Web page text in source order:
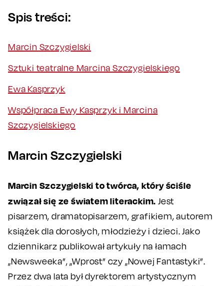
Spis treści:
Marcin Szczygielski
Sztuki teatralne Marcina Szczygielskiego
Ewa Kasprzyk
Współpraca Ewy Kasprzyk i Marcina
Szczygielskiego
Marcin Szczygielski
Marcin Szczygielski to twórca, który ściśle
związał się ze światem literackim. Jest
pisarzem, dramatopisarzem, grafikiem, autorem
książek dla dorosłych, młodzieży i dzieci. Jako
dziennikarz publikował artykuły na łamach
„Newsweeka”, „Wprost” czy „Nowej Fantastyki”.
Przez dwa lata był dyrektorem artystycznym